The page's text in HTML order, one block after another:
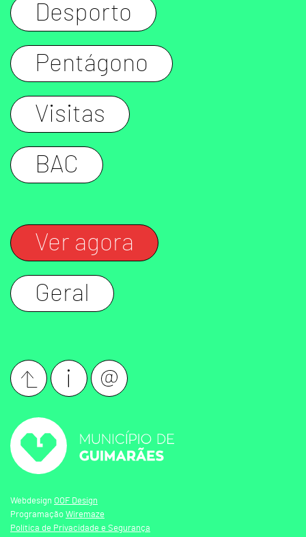
Desporto
Pentágono
Visitas
BAC
Ver agora
Geral
Webdesign OOF Design
Programação Wiremaze
Política de Privacidade e Segurança